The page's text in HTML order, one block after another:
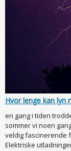
Hvor lenge kan lyn
en gang i tiden
sommer vi noen
veldig fascinerende
Elektriske